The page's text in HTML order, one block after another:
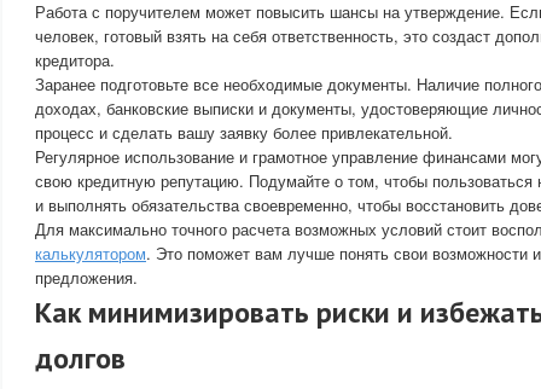
Работа с поручителем может повысить шансы на утверждение.
человек, готовый взять на себя ответственность, это создаст
кредитора.
Заранее подготовьте все необходимые документы. Наличие
доходах, банковские выписки и документы, удостоверяющие
процесс и сделать вашу заявку более привлекательной.
Регулярное использование и грамотное управление финансами
свою кредитную репутацию. Подумайте о том, чтобы
и выполнять обязательства своевременно, чтобы восстановить
Для максимально точного расчета возможных условий стоит
калькулятором. Это поможет вам лучше понять свои возможности
предложения.
Как минимизировать риски и
долгов